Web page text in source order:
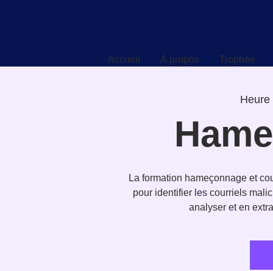
Accueil À propos Trophée
Heure
La formation hameçonnage et
pour identifier les courriels
analyser et en